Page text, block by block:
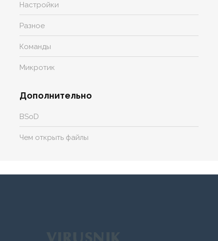
Настройки
Разное
Команды
Микротик
Дополнительно
BSoD
Чем открыть файлы